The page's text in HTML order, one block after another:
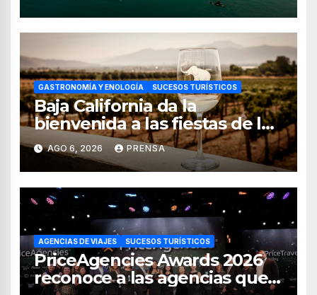
GASTRONOMÍA Y ENOLOGÍA SUCESOS TURÍSTICOS
Baja California da la
bienvenida a las fiestas de la
vendimia 2026
AGO 6, 2026 PRENSA
AGENCIAS DE VIAJES SUCESOS TURÍSTICOS
PriceAgencies Awards 2026
reconoce a las agencias que